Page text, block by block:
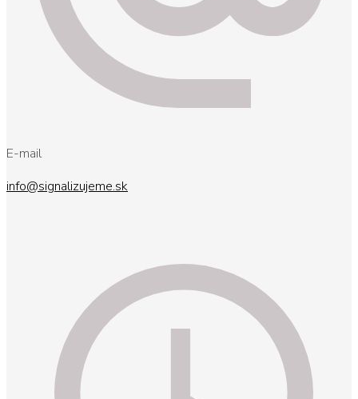
E-mail
info@signalizujeme.sk